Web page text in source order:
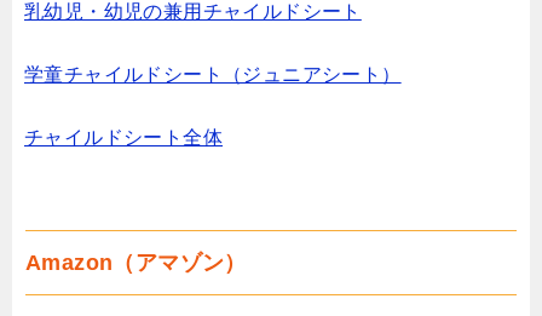
乳幼児・幼児の兼用チャイルドシート
学童チャイルドシート（ジュニアシート）
チャイルドシート全体
Amazon（アマゾン）